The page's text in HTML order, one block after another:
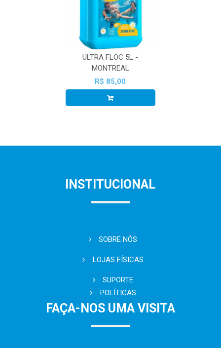
ULTRA FLOC 5L -
MONTREAL
R$ 85,00
INSTITUCIONAL
SOBRE NÓS
LOJAS FÍSICAS
SUPORTE
POLÍTICAS
FAÇA-NOS UMA VISITA